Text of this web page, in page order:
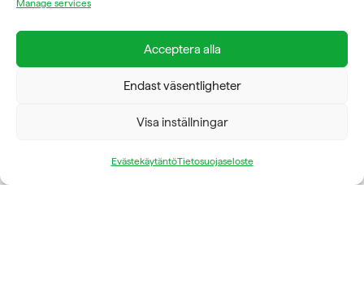
Manage services
Acceptera alla
Endast väsentligheter
Visa inställningar
EvästekäytäntöTietosuojaseloste
TELEFON
ADRESS